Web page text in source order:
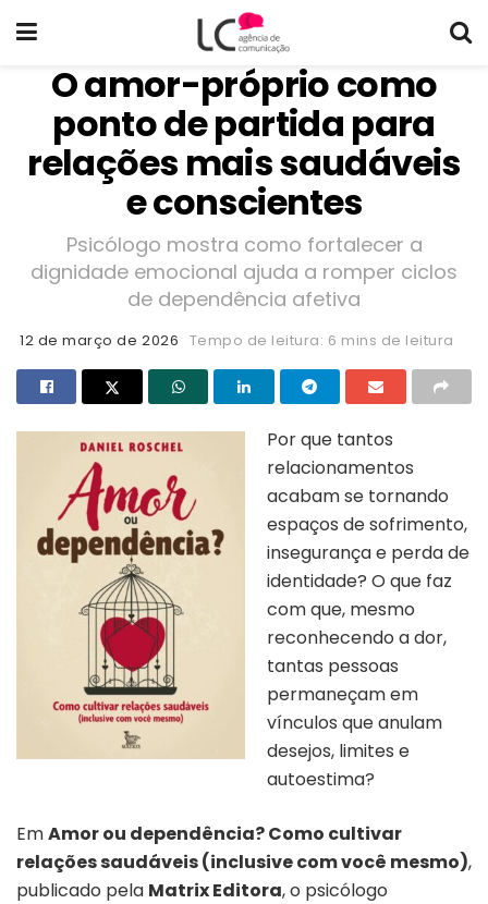
O amor-próprio como
ponto de partida para
relações mais saudáveis
e conscientes
Psicólogo mostra como fortalecer a
dignidade emocional ajuda a romper ciclos
de dependência afetiva
12 de março de 2026 Tempo de leitura: 6 mins de leitura
Por que tantos
relacionamentos
acabam se tornando
espaços de sofrimento,
insegurança e perda de
identidade? O que faz
com que, mesmo
reconhecendo a dor,
tantas pessoas
permaneçam em
vínculos que anulam
desejos, limites e
autoestima?
EmAmor ou dependência? Como cultivar
relações saudáveis (inclusive com você mesmo),
publicado pela Matrix Editora, o psicólogo